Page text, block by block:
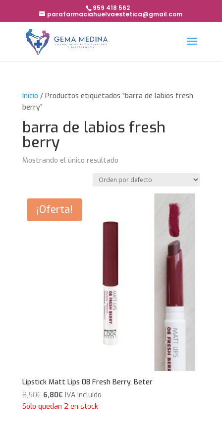
959 418 562
parafarmaciahuelvaestetica@gmail.com
Inicio / Productos etiquetados “barra de labios fresh
berry”
barra de labios fresh
berry
Mostrando el único resultado
¡Oferta!
Lipstick Matt Lips 08 Fresh Berry. Beter
8,50€ El
precio
6,80€El
precio
IVA Incluido
Solo quedan 2 en stock